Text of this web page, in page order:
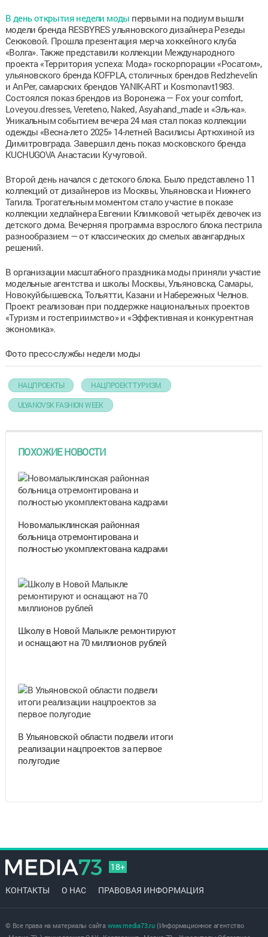
В день открытия недели моды первыми на подиум вышли
модели бренда RESBYRES ульяновского дизайнера Резеды
Сеюковой. Прошла презентация мерча хоккейного клуба
«Волга». Также представили коллекции Международного
проекта «Территория успеха: Мода» госкорпорации «Росатом»,
ульяновского бренда KOFPLA, столичных брендов Redzhevelin
и AnPer, самарских брендов YANIK-ART и Kosmonavt1983.
Состоялся показ брендов из Воронежа — Fox your comfort,
Loveyou.dresses, Vereteno, Naked, Asyahand_made и «Эль-ка».
Уникальным событием вечера 24 мая стал показ коллекции
одежды «Весна-лето 2025» 14-летней Василисы Артюхиной из
Димитровграда. Завершил день показ московского бренда
KUCHUGOVA Анастасии Кучуговой.
Второй день начался с детского блока. Было представлено 11
коллекций от дизайнеров из Москвы, Ульяновска и Нижнего
Тагила. Трогательным моментом стало участие в показе
коллекции хедлайнера Евгении Климковой четырёх девочек из
детского дома. Вечерняя программа взрослого блока пестрила
разнообразием — от классических до смелых авангардных
решений.
В организации масштабного праздника моды приняли участие
модельные агентства и школы Москвы, Ульяновска, Самары,
Новокуйбышевска, Тольятти, Казани и Набережных Челнов.
Проект реализован при поддержке национальных проектов
«Туризм и гостеприимство» и «Эффективная и конкурентная
экономика».
Фото пресс-службы недели моды
НАЦПРОЕКТЫ НАЦПРОЕКТ ТУРИЗМ
ULYANOVSK FASHION WEEK
ПОХОЖИЕ НОВОСТИ
Новомалыклинская районная
больница отремонтирована и
полностью укомплектована кадрами
Школу в Новой Малыкле ремонтируют
и оснащают на 70 миллионов рублей
В Ульяновской области подвели итоги
реализации нацпроектов за первое
полугодие
18+
КОНТАКТЫ О НАС ПРАВОВАЯ ИНФОРМАЦИЯ
© Все права на материалы сайта www.media73.ru(Информационное агентство